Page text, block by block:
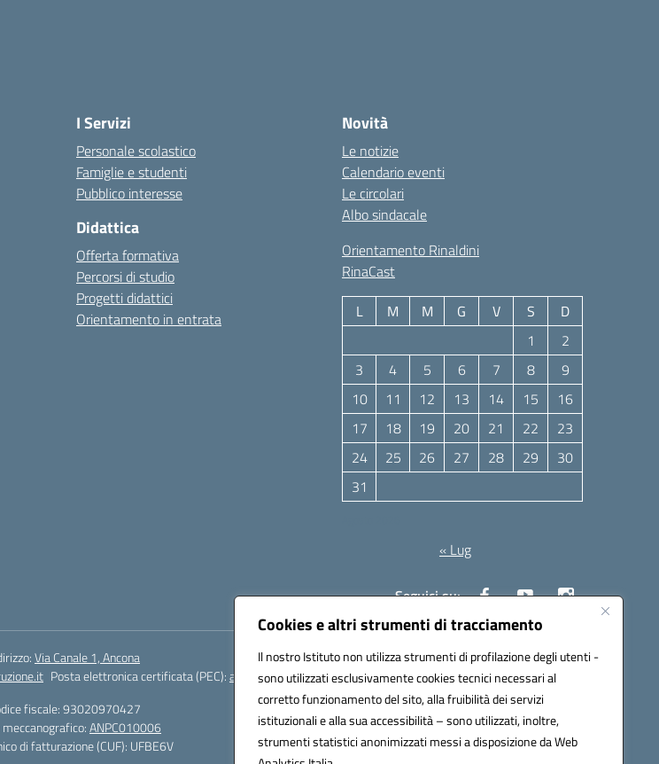
Cookies e altri strumenti di tracciamento
Il nostro Istituto non utilizza strumenti di profilazione degli utenti -
sono utilizzati esclusivamente cookies tecnici necessari al
corretto funzionamento del sito, alla fruibilità dei servizi
istituzionali e alla sua accessibilità – sono utilizzati, inoltre,
strumenti statistici anonimizzati messi a disposizione da Web
I Servizi
Personale scolastico
Famiglie e studenti
Pubblico interesse
Didattica
Offerta formativa
Percorsi di studio
Progetti didattici
Orientamento in entrata
Novità
Le notizie
Calendario eventi
Le circolari
Albo sindacale
Orientamento Rinaldini
RinaCast
L M M G V S
D
1
2
3
4 5 6 7 8
9
10
11 12 13 14 15
16
17
18 19 20 21 22
23
24
25 26 27 28 29
30
31
« Lug
Seguici su:
Via Canale 1, Ancona
Posta elettronica certificata (PEC):anpc010006@pec.istruzione.it
fiscale: 93020970427
meccanografico:ANPC010006
di fatturazione (CUF): UFBE6V